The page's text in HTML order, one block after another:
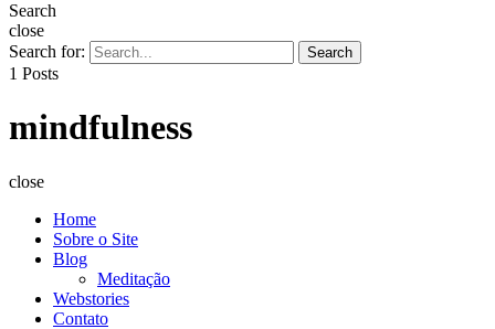
Search
close
Search for:
Search
1 Posts
mindfulness
close
Home
Sobre o Site
Blog
Meditação
Webstories
Contato